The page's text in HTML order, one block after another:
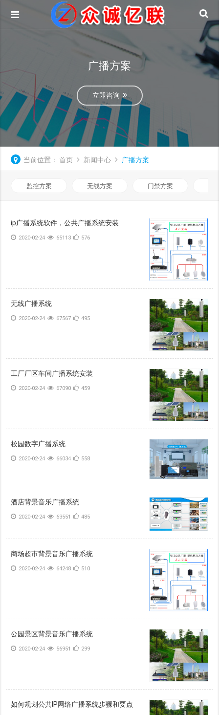
广播方案
立即咨询
当前位置： 首页 新闻中心 广播方案
监控方案 无线方案 门禁方案
ip广播系统软件，公共广播系统安装
2020-02-24 65113 576
无线广播系统
2020-02-24 67567 495
工厂厂区车间广播系统安装
2020-02-24 67090 459
校园数字广播系统
2020-02-24 66034 558
酒店背景音乐广播系统
2020-02-24 63551 485
商场超市背景音乐广播系统
2020-02-24 64248 510
公园景区背景音乐广播系统
2020-02-24 56951 299
如何规划公共IP网络广播系统步骤和要点